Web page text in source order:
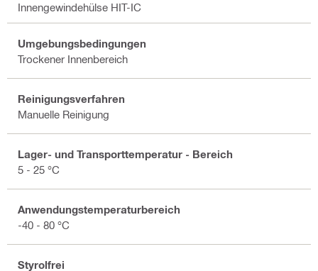
Innengewindehülse HIT-IC
Umgebungsbedingungen
Trockener Innenbereich
Reinigungsverfahren
Manuelle Reinigung
Lager- und Transporttemperatur - Bereich
5 - 25 °C
Anwendungstemperaturbereich
-40 - 80 °C
Styrolfrei